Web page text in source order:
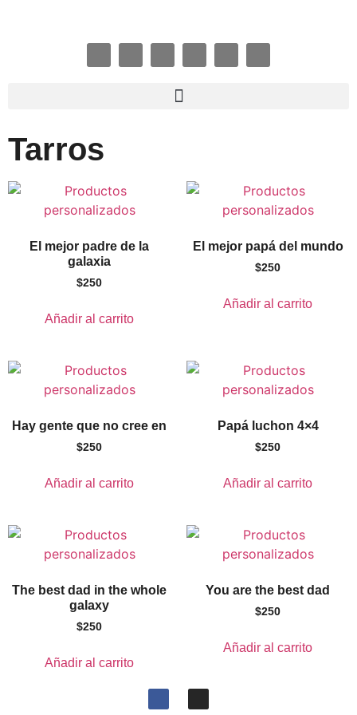
Tarros
El mejor padre de la
galaxia
$250
Añadir al carrito
El mejor papá del mundo
$250
Añadir al carrito
Hay gente que no cree en
$250
Añadir al carrito
Papá luchon 4×4
$250
Añadir al carrito
The best dad in the whole
galaxy
$250
Añadir al carrito
You are the best dad
$250
Añadir al carrito